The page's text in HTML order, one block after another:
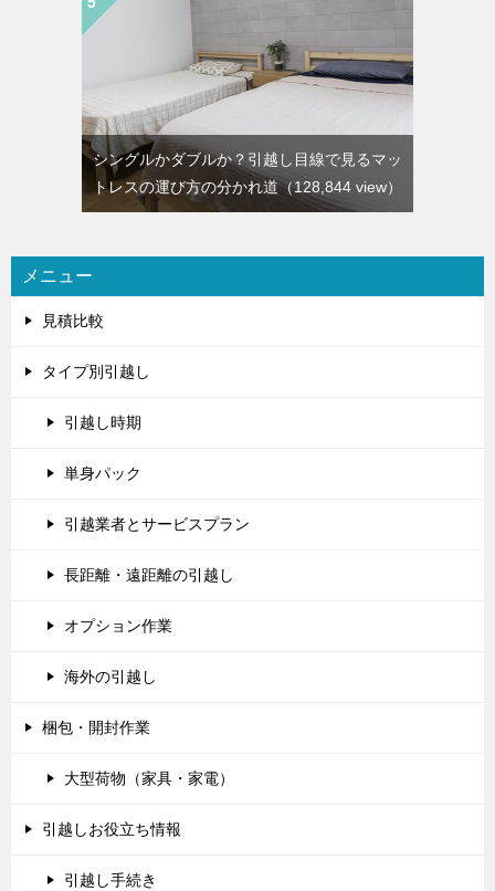
シングルかダブルか？引越し目線で見るマッ
トレスの運び方の分かれ道（128,844 view）
メニュー
見積比較
タイプ別引越し
引越し時期
単身パック
引越業者とサービスプラン
長距離・遠距離の引越し
オプション作業
海外の引越し
梱包・開封作業
大型荷物（家具・家電）
引越しお役立ち情報
引越し手続き